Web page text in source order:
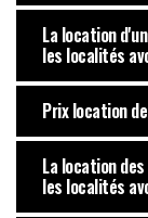
La location
les localités
Prix location
La location
les localités